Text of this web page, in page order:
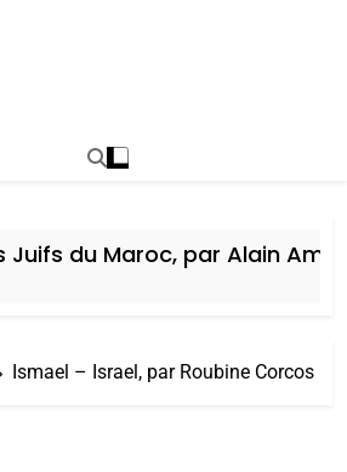
du Maroc, par Alain Amiel
Ismael – Israel, par Roubine Corcos